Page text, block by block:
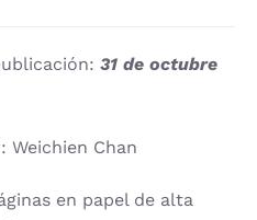
31 de octubre
Weichien Chan
en papel de alta